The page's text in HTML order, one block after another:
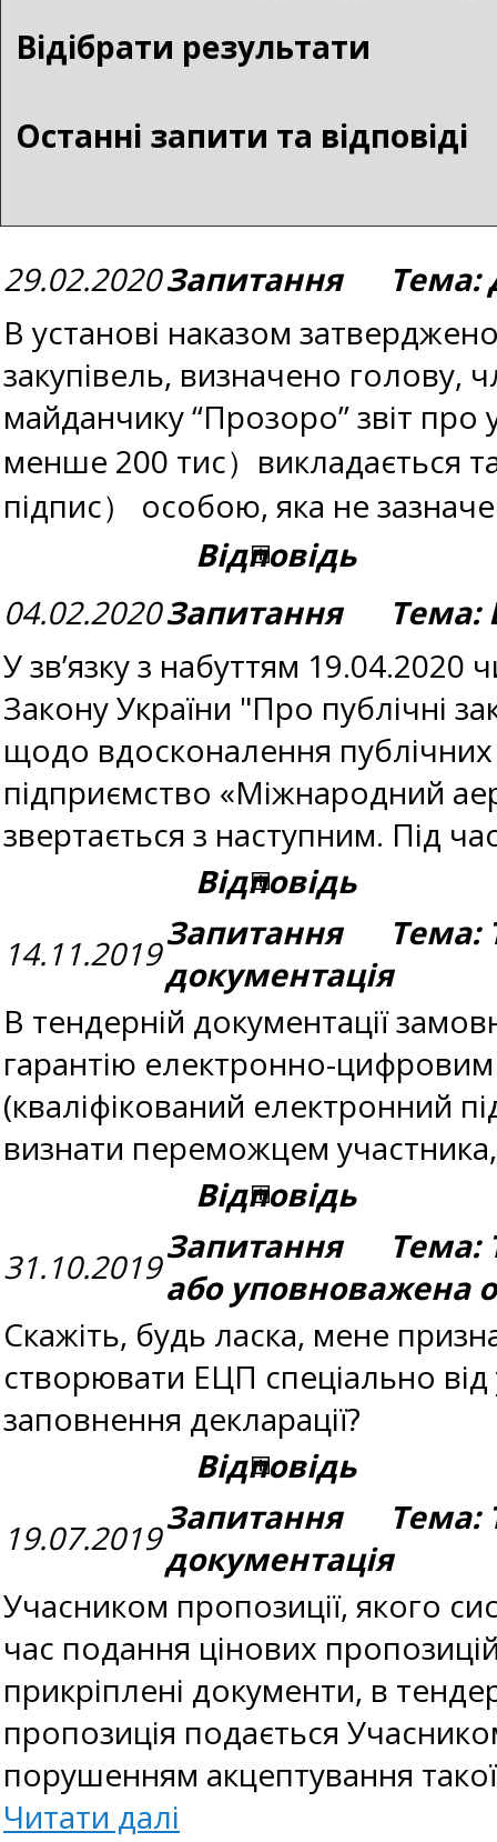
Bідібрати результати
Останні запити та відповіді
29.02.2020Запитання Тема:
В установі наказом
закупівель, визначено голову,
майданчику “Прозоро” звіт про
менше 200 тис）викладається
підпис） особою, яка не
Відповідь
04.02.2020Запитання Тема:
У зв’язку з набуттям
Закону України "Про публічні
щодо вдосконалення
підприємство «Міжнародний
звертається з наступним. Під
Відповідь
14.11.2019Запитання Тема:
документація
В тендерній документації
гарантію електронно-
(кваліфікований електронний
визнати переможцем
Відповідь
31.10.2019Запитання Тема:
або уповноважена
​Скажіть, будь ласка, мене
створювати ЕЦП спеціально
заповнення декларації?
Відповідь
19.07.2019Запитання Тема:
документація
Учасником пропозиції, якого
час подання цінових
прикріплені документи, в
пропозиція подається
порушенням акцептування
Читати далі